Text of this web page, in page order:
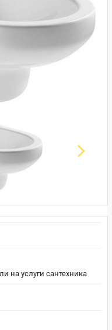
на услуги сантехника